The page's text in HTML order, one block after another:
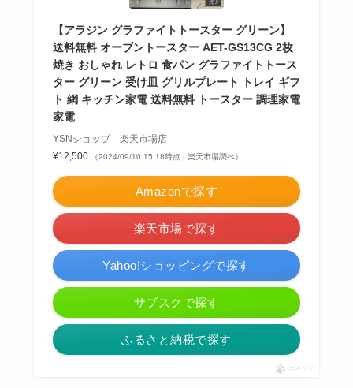
【アラジン グラファイトトースター グリーン】
送料無料 オーブントースター AET-GS13CG 2枚
焼き おしゃれ レトロ 食パン グラファイトトース
ター グリーン 受け皿 グリルプレート トレイ ギフ
ト 網 キッチン家電 送料無料 トースター 調理家電
家電
YSNショップ 楽天市場店
¥12,500
（2024/09/10 15:18時点 | 楽天市場調べ）
Amazonで探す
楽天市場で探す
Yahoo!ショッピングで探す
サブスクで探す
ふるさと納税で探す
ポチップ